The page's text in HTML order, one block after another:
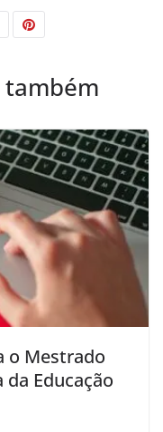
o Mestrado
Educação